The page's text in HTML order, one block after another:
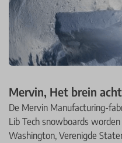
Mervin, Het brein
De Mervin Manufacturing-
Lib Tech snowboards
Washington, Verenigde